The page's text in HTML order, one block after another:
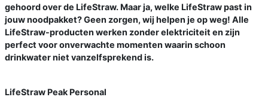
gehoord over de LifeStraw. Maar ja, welke LifeStraw past in
jouw noodpakket? Geen zorgen, wij helpen je op weg! Alle
LifeStraw-producten werken zonder elektriciteit en zijn
perfect voor onverwachte momenten waarin schoon
drinkwater niet vanzelfsprekend is.
LifeStraw Peak Personal